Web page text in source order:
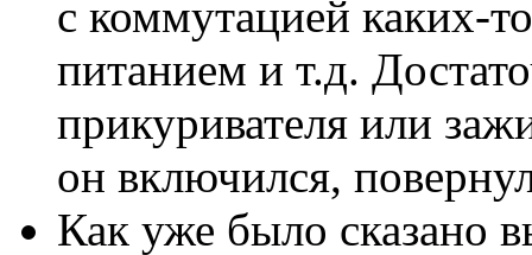
с коммутацией каких-
питанием и т.д.
прикуривателя или
он включился,
Как уже было сказано